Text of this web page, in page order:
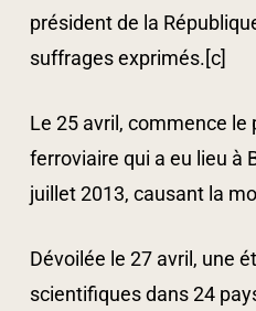
président de la
suffrages exprimés.[c]
Le 25 avril, commence le
ferroviaire qui a eu lieu à
juillet 2013, causant la
Dévoilée le 27 avril, une
scientifiques dans 24